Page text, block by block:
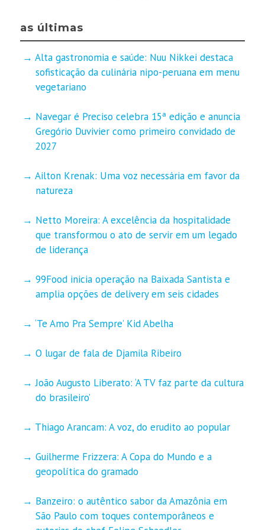
as últimas
Alta gastronomia e saúde: Nuu Nikkei destaca
sofisticação da culinária nipo-peruana em menu
vegetariano
Navegar é Preciso celebra 15ª edição e anuncia
Gregório Duvivier como primeiro convidado de
2027
Ailton Krenak: Uma voz necessária em favor da
natureza
Netto Moreira: A excelência da hospitalidade
que transformou o ato de servir em um legado
de liderança
99Food inicia operação na Baixada Santista e
amplia opções de delivery em seis cidades
‘Te Amo Pra Sempre’ Kid Abelha
O lugar de fala de Djamila Ribeiro
João Augusto Liberato: ‘A TV faz parte da cultura
do brasileiro’
Thiago Arancam: A voz, do erudito ao popular
Guilherme Frizzera: A Copa do Mundo e a
geopolítica do gramado
Banzeiro: o autêntico sabor da Amazônia em
São Paulo com toques contemporâneos e